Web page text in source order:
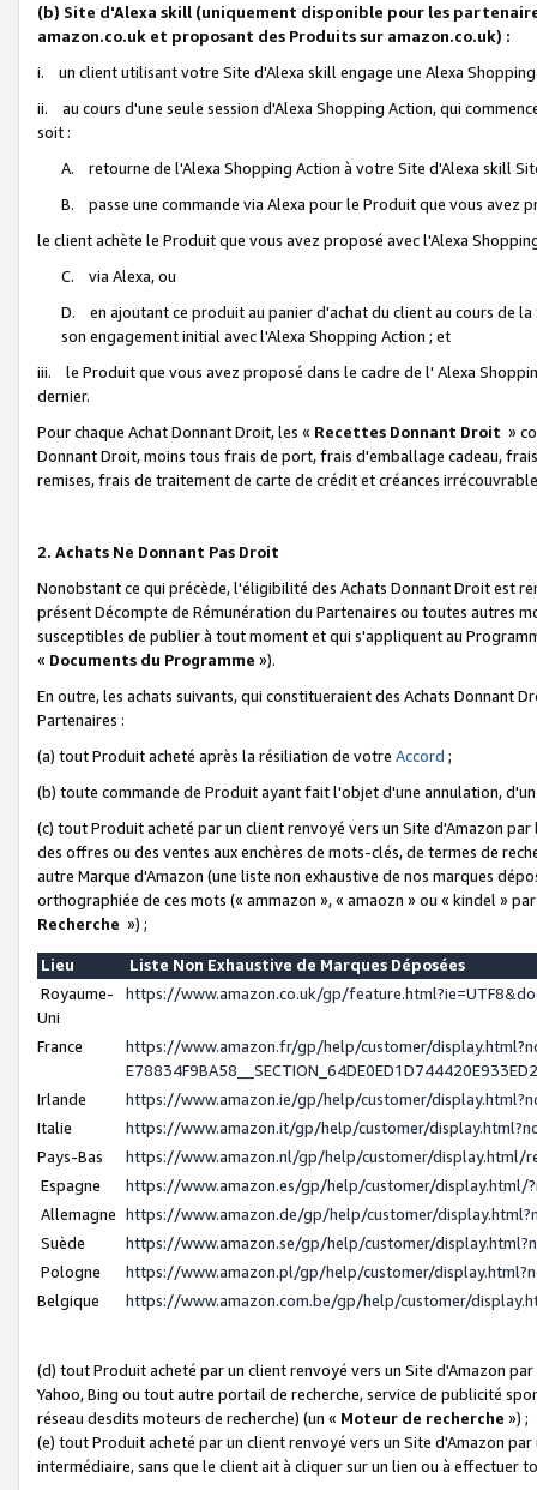
(b) Site d'Alexa skill (uniquement disponible pour les
amazon.co.uk et proposant des Produits sur amazon.co.uk) :
i. un client utilisant votre Site d'Alexa skill engage une Alexa
ii. au cours d'une seule session d'Alexa Shopping Action, qui
soit :
A. retourne de l'Alexa Shopping Action à votre Site d'Alexa skill
B. passe une commande via Alexa pour le Produit que vous avez
le client achète le Produit que vous avez proposé avec l'Alexa
C. via Alexa, ou
D. en ajoutant ce produit au panier d'achat du client au cours de
son engagement initial avec l'Alexa Shopping Action ; et
iii. le Produit que vous avez proposé dans le cadre de l' Alexa
dernier.
Pour chaque Achat Donnant Droit, les « Recettes Donnant Droit »
Donnant Droit, moins tous frais de port, frais d'emballage cadeau,
remises, frais de traitement de carte de crédit et créances
2. Achats Ne Donnant Pas Droit
Nonobstant ce qui précède, l'éligibilité des Achats Donnant Droit est
présent Décompte de Rémunération du Partenaires ou toutes autres
susceptibles de publier à tout moment et qui s'appliquent au
« Documents du Programme »).
En outre, les achats suivants, qui constitueraient des Achats Donnant
Partenaires :
(a) tout Produit acheté après la résiliation de votre Accord ;
(b) toute commande de Produit ayant fait l'objet d'une annulation,
(c) tout Produit acheté par un client renvoyé vers un Site d'Amazon
des offres ou des ventes aux enchères de mots-clés, de termes de
autre Marque d'Amazon (une liste non exhaustive de nos marques
orthographiée de ces mots (« ammazon », « amaozn » ou « kindel »
Recherche ») ;
Lieu
Liste Non Exhaustive de Marques Déposées
Royaume-
Uni
https://www.amazon.co.uk/gp/
France
https://www.amazon.fr/gp/help/customer/
Irlande
https://www.amazon.ie/gp/help/customer/
Italie
https://www.amazon.it/gp/help/customer/
Pays-Bas
https://www.amazon.nl/gp/help/customer/display.html/
Espagne
https://www.amazon.es/gp/help/customer/display.html/
Allemagne https://www.amazon.de/gp/help/customer/
Suède
https://www.amazon.se/gp/help/customer/
Pologne
https://www.amazon.pl/gp/help/customer/
Belgique
https://www.amazon.com.be/gp/help/customer/
(d) tout Produit acheté par un client renvoyé vers un Site d'Amazon
Yahoo, Bing ou tout autre portail de recherche, service de publicité
réseau desdits moteurs de recherche) (un « Moteur de recherche ») ;
(e) tout Produit acheté par un client renvoyé vers un Site d'Amazon
intermédiaire, sans que le client ait à cliquer sur un lien ou à